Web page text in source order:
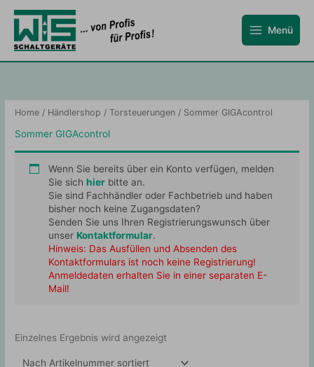
Inhalt
springen
Menü
Home / Händlershop /Torsteuerungen / Sommer GIGAcontrol
Sommer GIGAcontrol
Wenn Sie bereits über ein Konto verfügen, melden
Sie sich hierbitte an.
Sie sind Fachhändler oder Fachbetrieb und haben
bisher noch keine Zugangsdaten?
Senden Sie uns Ihren Registrierungswunsch über
unser Kontaktformular.
Hinweis: Das Ausfüllen und Absenden des
Kontaktformulars ist noch keine Registrierung!
Anmeldedaten erhalten Sie in einer separaten E-
Mail!
Einzelnes Ergebnis wird angezeigt